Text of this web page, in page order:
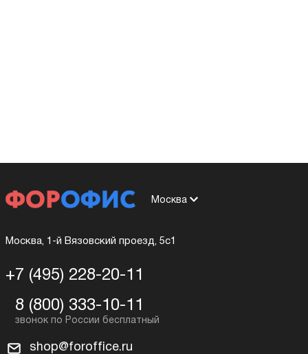
Москва
Москва, 1-й Вязовский проезд, 5с1
+7 (495) 228-20-11
8 (800) 333-10-11
shop@foroffice.ru